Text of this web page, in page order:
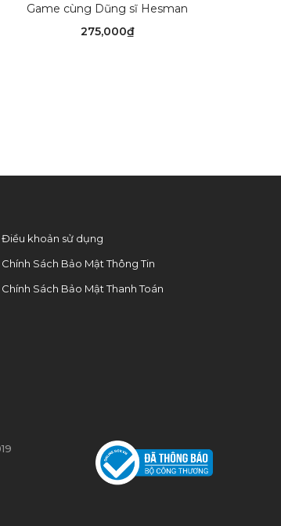
Game cùng Dũng sĩ Hesman
275,000₫
Điều khoản sử dụng
Chính Sách Bảo Mật Thông Tin
Chính Sách Bảo Mật Thanh Toán